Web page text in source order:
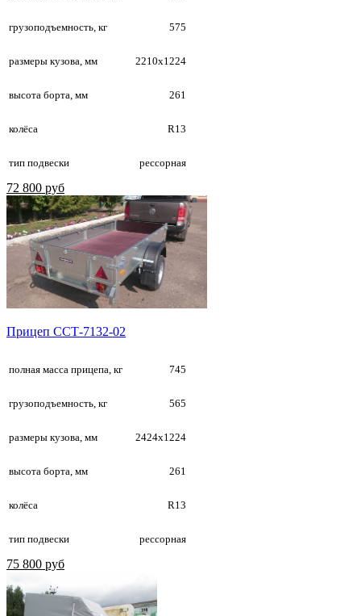
грузоподъемность, кг 575
размеры кузова, мм 2210х1224
высота борта, мм 261
колёса R13
тип подвески рессорная
72 800 руб
Прицеп ССТ-7132-02
полная масса прицепа, кг 745
грузоподъемность, кг 565
размеры кузова, мм 2424х1224
высота борта, мм 261
колёса R13
тип подвески рессорная
75 800 руб